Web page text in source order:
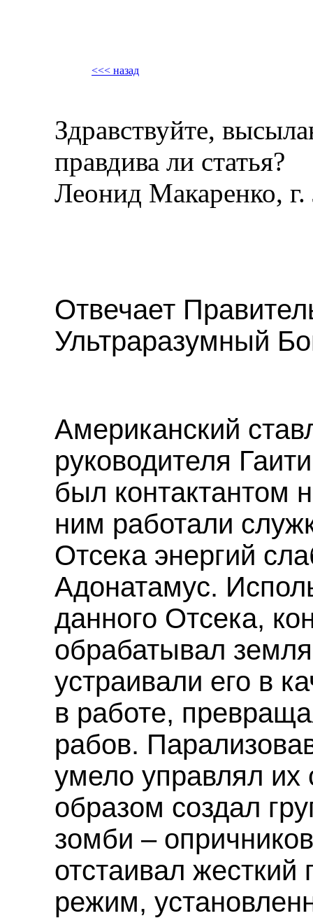
<<< назад
Здравствуйте,
правдива ли статья?
Леонид Макаренко,
Отвечает
Ультраразумный
Американский
руководителя
был контактантом
ним работали
Отсека энергий
Адонатамус.
данного Отсека,
обрабатывал
устраивали его в
в работе,
рабов.
умело управлял их
образом создал
зомби –
отстаивал жесткий
режим,